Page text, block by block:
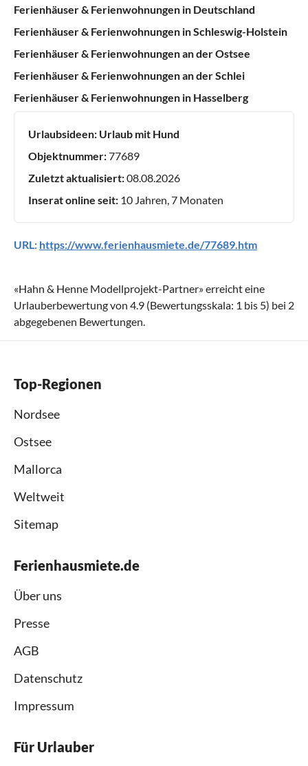
Ferienhäuser & Ferienwohnungen in Deutschland
Ferienhäuser & Ferienwohnungen in Schleswig-Holstein
Ferienhäuser & Ferienwohnungen an der Ostsee
Ferienhäuser & Ferienwohnungen an der Schlei
Ferienhäuser & Ferienwohnungen in Hasselberg
Urlaubsideen: Urlaub mit Hund
Objektnummer:77689
Zuletzt aktualisiert:08.08.2026
Inserat online seit: 10 Jahren, 7 Monaten
URL: https://www.ferienhausmiete.de/77689.htm
«Hahn & Henne Modellprojekt-Partner» erreicht eine
Urlauberbewertung von 4.9 (Bewertungsskala: 1 bis 5) bei 2
abgegebenen Bewertungen.
Top-Regionen
Nordsee
Ostsee
Mallorca
Weltweit
Sitemap
Ferienhausmiete.de
Über uns
Presse
AGB
Datenschutz
Impressum
Für Urlauber